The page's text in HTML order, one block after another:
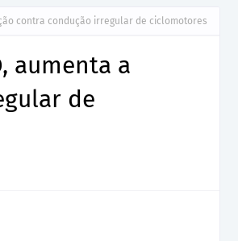
contra condução irregular de ciclomotores
aumenta a
de